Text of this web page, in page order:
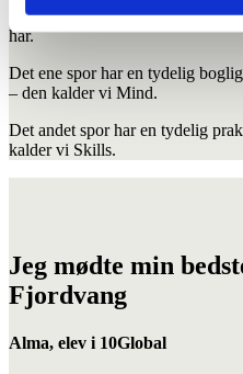
Du kan vælge to forskellige spor
har.
Det ene spor har en tydelig
– den kalder vi Mind.
Det andet spor har en tydelig
kalder vi Skills.
Jeg mødte min
Fjordvang
Alma, elev i 10Global